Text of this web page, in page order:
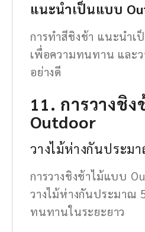
แนะนำเป็นแบบ
การทำสีชิงช้า แนะนำ
เพื่อความทนทาน และว
อย่างดี
11. การวางชิ
Outdoor
วางไม้ห่างกันประม
การวางชิงช้าไม้แบบ
วางไม้ห่างกันประมาณ
ทนทานในระยะยาว